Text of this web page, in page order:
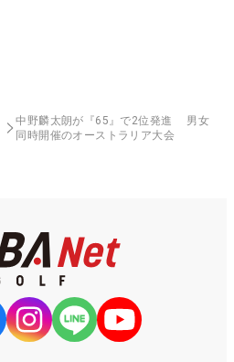
中野麟太朗が『65』で2位発進 男女
同時開催のオーストラリア大会